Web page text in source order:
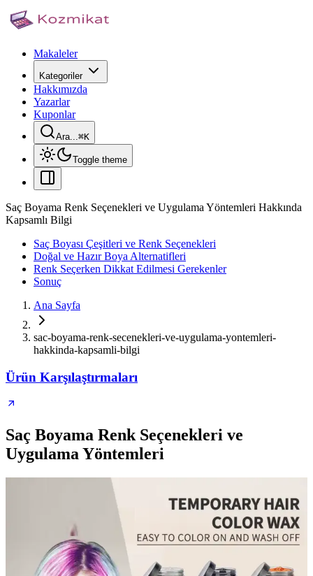
Makaleler
Kategoriler
Hakkımızda
Yazarlar
Kuponlar
Ara...⌘K
Toggle theme
Saç Boyama Renk Seçenekleri ve Uygulama Yöntemleri Hakkında
Kapsamlı Bilgi
Saç Boyası Çeşitleri ve Renk Seçenekleri
Doğal ve Hazır Boya Alternatifleri
Renk Seçerken Dikkat Edilmesi Gerekenler
Sonuç
Ana Sayfa
sac-boyama-renk-secenekleri-ve-uygulama-yontemleri-
hakkinda-kapsamli-bilgi
Ürün Karşılaştırmaları
Saç Boyama Renk Seçenekleri ve
Uygulama Yöntemleri